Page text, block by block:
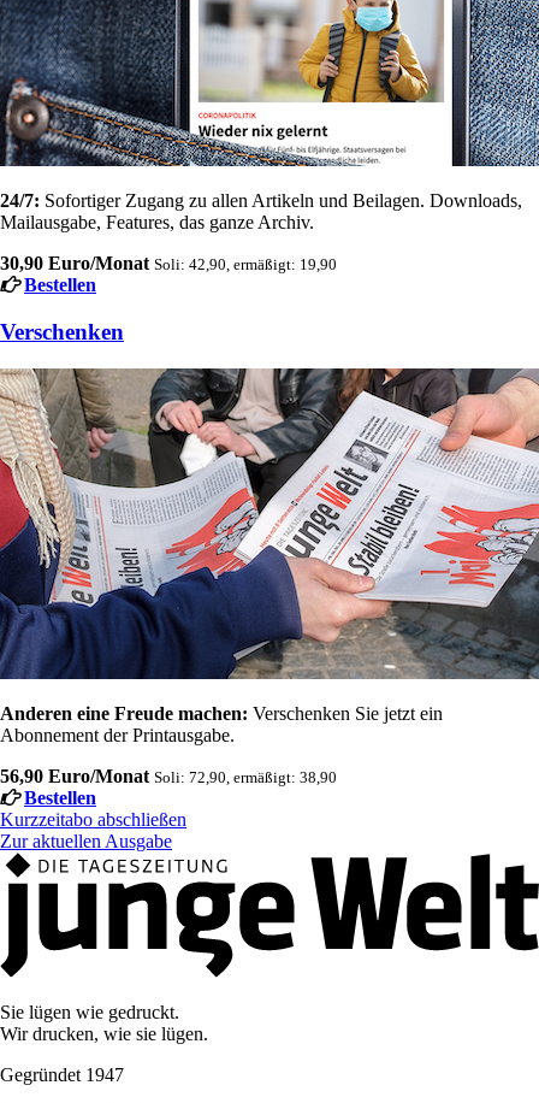
24/7: Sofortiger Zugang zu allen Artikeln und Beilagen. Downloads,
Mailausgabe, Features, das ganze Archiv.
30,90 Euro/Monat Soli: 42,90, ermäßigt: 19,90
Bestellen
Verschenken
Anderen eine Freude machen: Verschenken Sie jetzt ein
Abonnement der Printausgabe.
56,90 Euro/Monat Soli: 72,90, ermäßigt: 38,90
Bestellen
Kurzzeitabo abschließen
Zur aktuellen Ausgabe
Sie lügen wie gedruckt.
Wir drucken, wie sie lügen.
Gegründet 1947